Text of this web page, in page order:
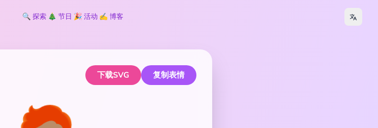
🔍 探索 🎄 节日 🎉 活动 ✍️ 博客
下载SVG 复制表情